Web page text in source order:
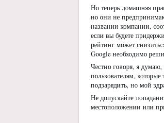
Но теперь домашняя
но они не
названии компании,
если вы будете
рейтинг может
Google необходимо
Честно говоря, я думаю,
пользователям,
подзарядить, но мой
Не допускайте
местоположении или